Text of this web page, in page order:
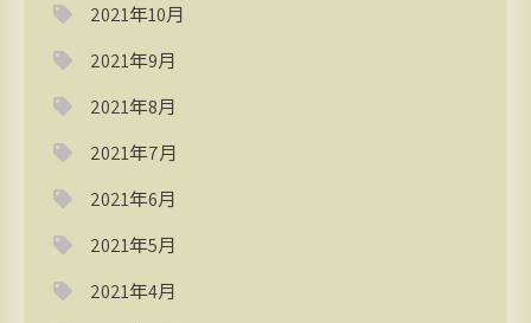
2021年10月
2021年9月
2021年8月
2021年7月
2021年6月
2021年5月
2021年4月